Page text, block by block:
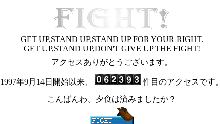
GET UP,STAND UP,STAND UP FOR YOUR RIGHT.
GET UP,STAND UP,DON'T GIVE UP THE FIGHT!
アクセスありがとうございます。
1997年9月14日開始以来、
件目のアクセスです。
こんばんわ。夕食は済みましたか？